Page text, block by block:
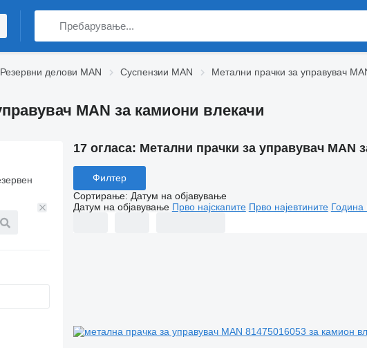
Резервни делови MAN Суспензии MAN Метални прачки за управувач
MAN за камиони влекачи
17 огласа: Метални прачки за управувач MAN
Филтер
Сортирање: Датум на објавување
Датум на објавување Прво најскапите Прво најевтините Година